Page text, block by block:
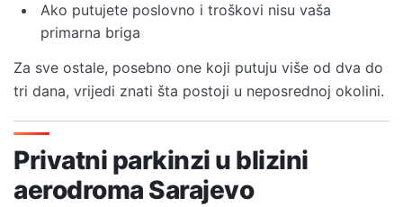
Ako putujete poslovno i troškovi nisu vaša
primarna briga
Za sve ostale, posebno one koji putuju više od dva do
tri dana, vrijedi znati šta postoji u neposrednoj okolini.
Privatni parkinzi u blizini
aerodroma Sarajevo